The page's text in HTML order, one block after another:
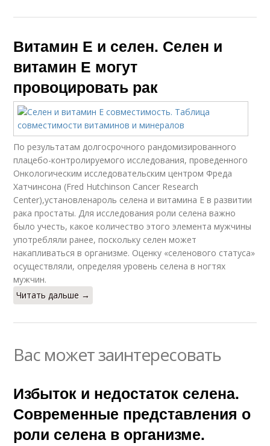
Витамин Е и селен. Селен и
витамин Е могут
провоцировать рак
По результатам долгосрочного рандомизированного
плацебо-контролируемого исследования, проведенного
Онкологическим исследовательским центром Фреда
Хатчинсона (Fred Hutchinson Cancer Research
Center),установленароль селена и витамина Е в развитии
рака простаты. Для исследования роли селена важно
было учесть, какое количество этого элемента мужчины
употребляли ранее, поскольку селен может
накапливаться в организме. Оценку «селенового статуса»
осуществляли, определяя уровень селена в ногтях
мужчин.
Читать дальше →
Вас может заинтересовать
Избыток и недостаток селена.
Современные представления о
роли селена в организме.